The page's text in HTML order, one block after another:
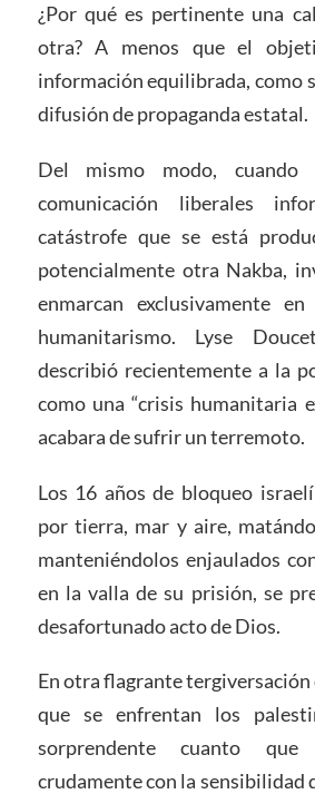
¿Por qué es pertinente una
otra? A menos que el
información equilibrada, como
difusión de propaganda estatal.
Del mismo modo,
comunicación liberales
catástrofe que se está
potencialmente otra Nakba,
enmarcan exclusivamente
humanitarismo. Lyse
describió recientemente a la
como una “crisis humanitaria
acabara de sufrir un terremoto.
Los 16 años de bloqueo
por tierra, mar y aire,
manteniéndolos enjaulados
en la valla de su prisión, se
desafortunado acto de Dios.
En otra flagrante tergiversación
que se enfrentan los
sorprendente cuanto
crudamente con la sensibilidad